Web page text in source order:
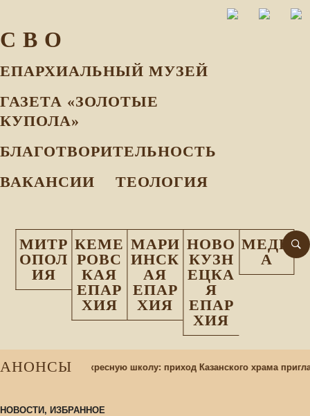
С В О
ЕПАРХИАЛЬНЫЙ МУЗEЙ
ГАЗЕТА «ЗОЛОТЫЕ
КУПОЛА»
БЛАГОТВОРИТЕЛЬНОСТЬ
ВАКАНСИИ
ТЕОЛОГИЯ
МИТР
ОПОЛ
ИЯ
КЕМЕ
РОВС
КАЯ
ЕПАР
ХИЯ
МАРИ
ИНСК
АЯ
ЕПАР
ХИЯ
НОВО
КУЗН
ЕЦКА
Я
ЕПАР
ХИЯ
МЕДИ
А
АНОНСЫ
учащихся в воскресную школу: приход Казанского храма
НОВОСТИ , ИЗБРАННОЕ